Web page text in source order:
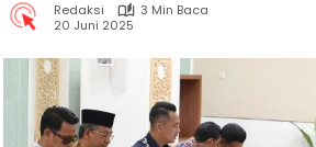
Redaksi
3 Min Baca
20 Juni 2025